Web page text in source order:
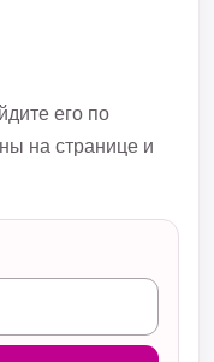
его по
на странице и